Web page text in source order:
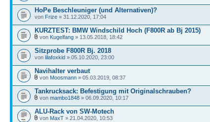
HoPe Beschleuniger (und Alternativen)?
von Frize » 31.12.2020, 17:04
KURZTEST: BMW Windschild Hoch (F800R ab Bj 2015)
von Kugelfang » 13.05.2018, 18:42
Sitzprobe F800R Bj. 2018
von lilafoxkid » 05.10.2020, 23:00
Navihalter verbaut
von Moosmann » 05.03.2019, 08:37
Tankrucksack: Befestigung mit Originalschrauben?
von mambo1848 » 06.09.2020, 10:17
ALU-Rack von SW-Motech
von MaxT » 21.04.2020, 10:53